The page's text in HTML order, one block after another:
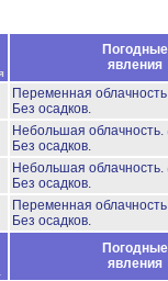
Погодные
явления
Переменная
Без осадков.
Небольшая облачность.
Без осадков.
Небольшая облачность.
Без осадков.
Переменная
Без осадков.
Погодные
явления